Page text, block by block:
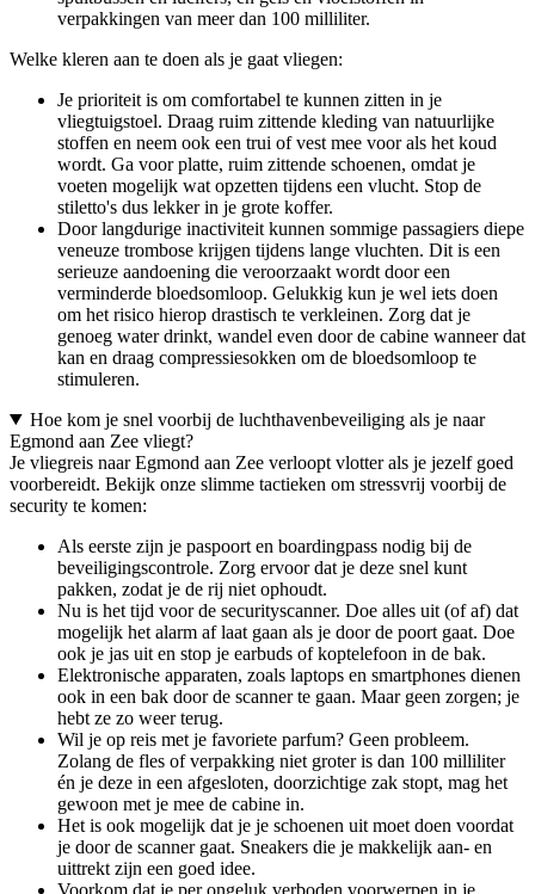
verpakkingen van meer dan 100 milliliter.
Welke kleren aan te doen als je gaat vliegen:
Je prioriteit is om comfortabel te kunnen zitten in je
vliegtuigstoel. Draag ruim zittende kleding van natuurlijke
stoffen en neem ook een trui of vest mee voor als het koud
wordt. Ga voor platte, ruim zittende schoenen, omdat je
voeten mogelijk wat opzetten tijdens een vlucht. Stop de
stiletto's dus lekker in je grote koffer.
Door langdurige inactiviteit kunnen sommige passagiers diepe
veneuze trombose krijgen tijdens lange vluchten. Dit is een
serieuze aandoening die veroorzaakt wordt door een
verminderde bloedsomloop. Gelukkig kun je wel iets doen
om het risico hierop drastisch te verkleinen. Zorg dat je
genoeg water drinkt, wandel even door de cabine wanneer dat
kan en draag compressiesokken om de bloedsomloop te
stimuleren.
Hoe kom je snel voorbij de luchthavenbeveiliging als je naar
Egmond aan Zee vliegt?
Je vliegreis naar Egmond aan Zee verloopt vlotter als je jezelf goed
voorbereidt. Bekijk onze slimme tactieken om stressvrij voorbij de
security te komen:
Als eerste zijn je paspoort en boardingpass nodig bij de
beveiligingscontrole. Zorg ervoor dat je deze snel kunt
pakken, zodat je de rij niet ophoudt.
Nu is het tijd voor de securityscanner. Doe alles uit (of af) dat
mogelijk het alarm af laat gaan als je door de poort gaat. Doe
ook je jas uit en stop je earbuds of koptelefoon in de bak.
Elektronische apparaten, zoals laptops en smartphones dienen
ook in een bak door de scanner te gaan. Maar geen zorgen; je
hebt ze zo weer terug.
Wil je op reis met je favoriete parfum? Geen probleem.
Zolang de fles of verpakking niet groter is dan 100 milliliter
én je deze in een afgesloten, doorzichtige zak stopt, mag het
gewoon met je mee de cabine in.
Het is ook mogelijk dat je je schoenen uit moet doen voordat
je door de scanner gaat. Sneakers die je makkelijk aan- en
uittrekt zijn een goed idee.
Voorkom dat je per ongeluk verboden voorwerpen in je